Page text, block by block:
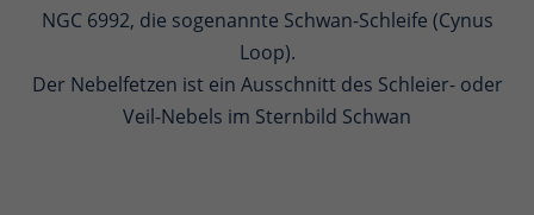
NGC 6992, die sogenannte Schwan-Schleife (Cynus
Loop).
Der Nebelfetzen ist ein Ausschnitt des Schleier- oder
Veil-Nebels im Sternbild Schwan